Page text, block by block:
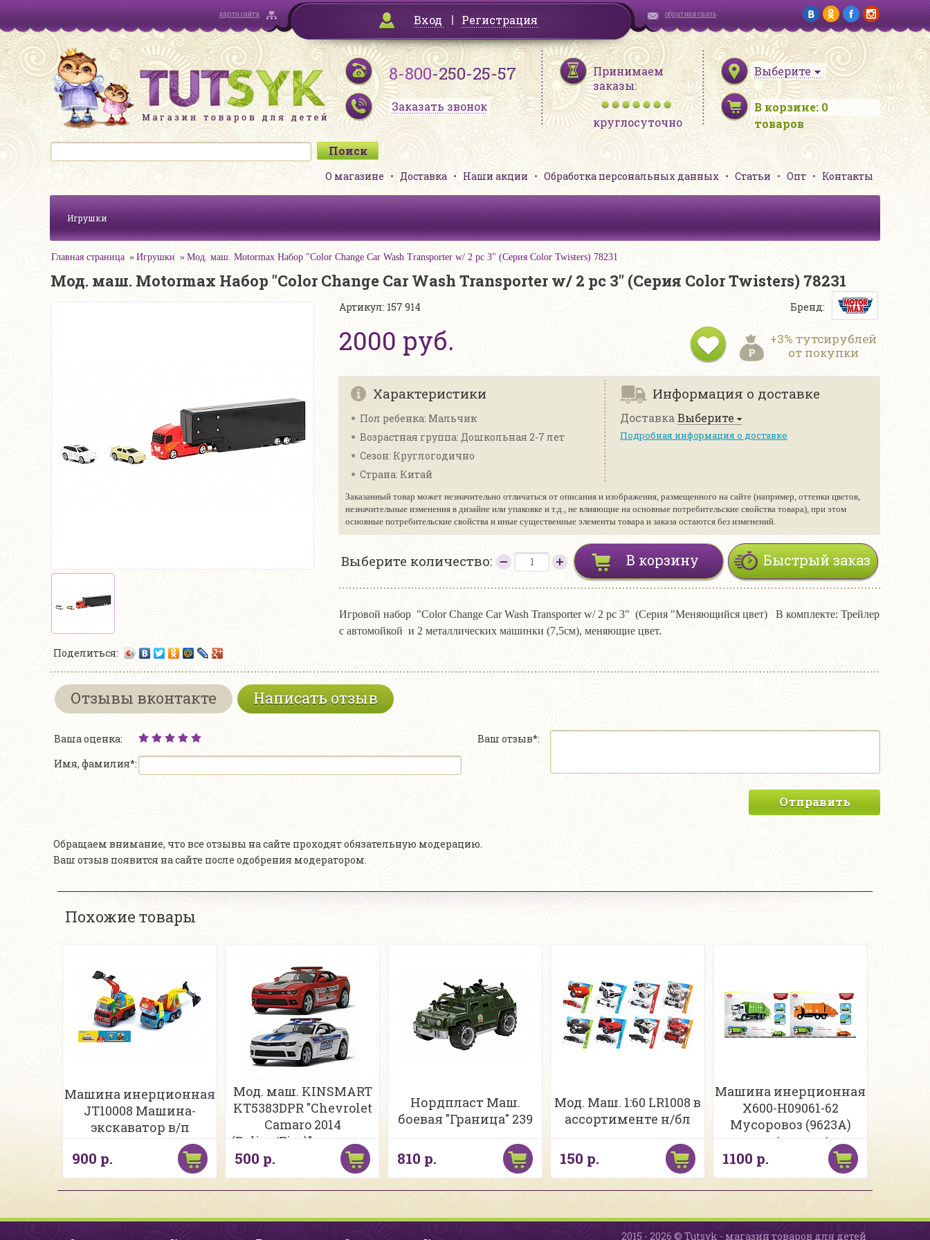
карта сайта Вход Регистрация обратная связь
8-800-250-25-57
Заказать звонок
Принимаем
заказы:
круглосуточно
Выберите
В корзине: 0
товаров
О магазине Доставка Наши акции Обработка персональных данных Статьи Опт Контакты
Игрушки
Главная страница Игрушки Мод. маш. Motormax Набор "Color Change Car Wash Transporter w/ 2 pc 3" (Серия Сolor Twisters) 78231
Мод. маш. Motormax Набор "Color Change Car Wash Transporter w/ 2 pc 3" (Серия Сolor Twisters) 78231
Поделиться:
Артикул: 157 914
2000 руб.
Бренд:
+3% тутсирублей
от покупки
Характеристики
Пол ребенка: Мальчик
Возрастная группа: Дошкольная 2-7 лет
Сезон: Круглогодично
Страна: Китай
Информация о доставке
Доставка Выберите
Подробная информация о доставке
Заказанный товар может незначительно отличаться от описания и изображения, размещенного на сайте (например, оттенки цветов,
незначительные изменения в дизайне или упаковке и т.д., не влияющие на основные потребительские свойства товара), при этом
основные потребительские свойства и иные существенные элементы товара и заказа остаются без изменений.
Выберите количество: Быстрый заказ
В корзину
Игровой набор "Color Change Car Wash Transporter w/ 2 pc 3" (Серия "Меняющийся цвет) В комплекте: Трейлер
с автомойкой и 2 металлических машинки (7,5см), меняющие цвет.
Отзывы вконтакте Написать отзыв
Ваша оценка:
Имя, фамилия*:
Ваш отзыв*:
Отправить
Обращаем внимание, что все отзывы на сайте проходят обязательную модерацию.
Ваш отзыв появится на сайте после одобрения модератором.
Похожие товары
Машина инерционная
JT10008 Машина-
экскаватор в/п
900 р.
Мод. маш. KINSMART
KT5383DPR "Chevrolet
Camaro 2014
(Police/Fire)" инерция
(1/12шт.) 1:38 б/к
500 р.
Нордпласт Маш.
боевая "Граница" 239
810 р.
Мод. Маш. 1:60 LR1008 в
ассортименте н/бл
150 р.
Машина инерционная
X600-H09061-62
Мусоровоз (9623A)
свет/звук, в/к
1100 р.
2015 - 2026 © Tutsyk - магазин товаров для детей